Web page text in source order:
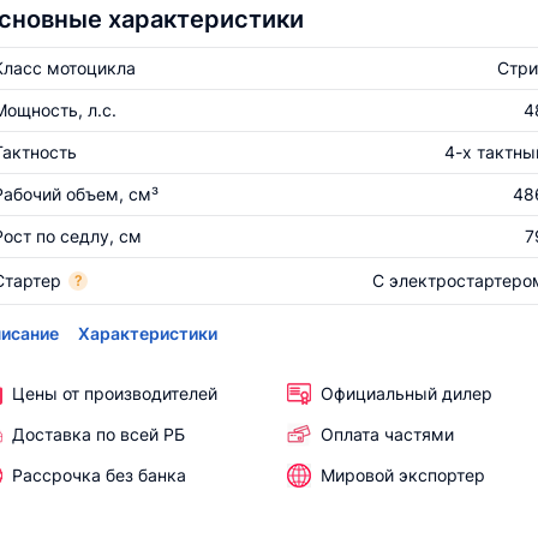
характеристики
мотоцикла
л.с.
4-х
объем, см³
по седлу, см
? С
Характеристики
Цены от производителей
Официальный дилер
Доставка по всей РБ
Оплата частями
Рассрочка без банка
Мировой экспортер